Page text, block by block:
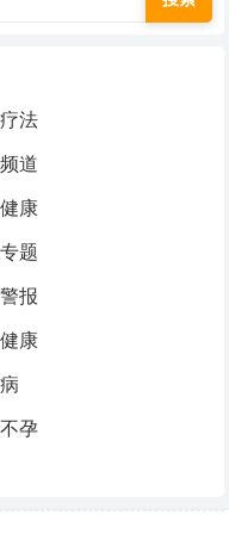
法
道
康
题
报
康
孕